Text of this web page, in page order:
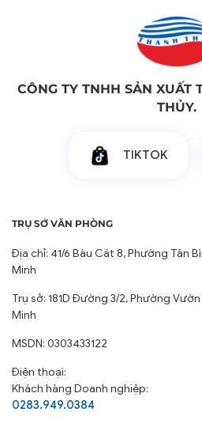
CÔNG TY TNHH SẢN XUẤT
THỦY.
TIKTOK
TRỤ SỞ VĂN PHÒNG
Địa chỉ: 41/6 Bàu Cát 8, Phường Tân
Minh
Trụ sở: 181D Đường 3/2, Phường
Minh
MSDN: 0303433122
Điện thoại:
Khách hàng Doanh nghiệp:
0283.949.0384